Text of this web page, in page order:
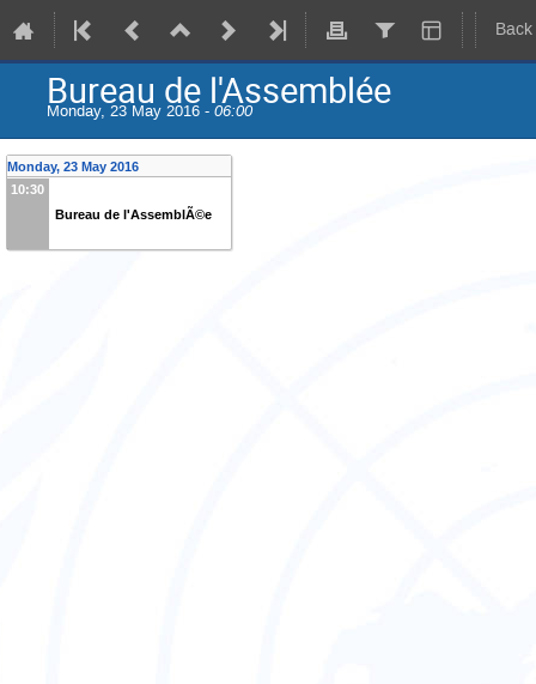
Bureau de l'Assemblée
Monday, 23 May 2016 - 06:00
Monday, 23 May 2016
10:30
Bureau de l'AssemblÃ©e